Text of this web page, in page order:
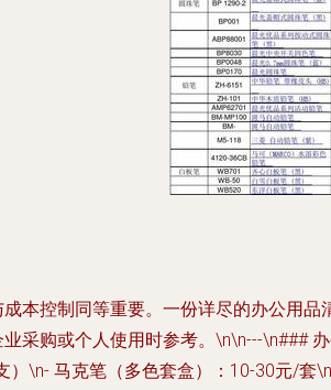
本控制同等重要。一份详尽的办公用
采购或个人使用时参考。\n\n---\n###
）\n- 马克笔（多色套盒） ：10-30元/套